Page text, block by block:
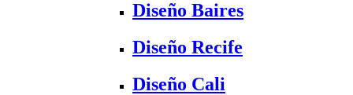
Diseño Baires
Diseño Recife
Diseño Cali